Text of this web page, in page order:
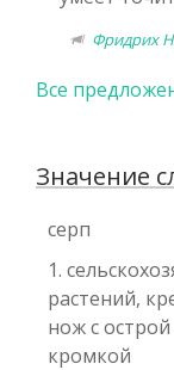
Фридрих
Все
Значение
серп
1.
растений,
нож с
кромкой